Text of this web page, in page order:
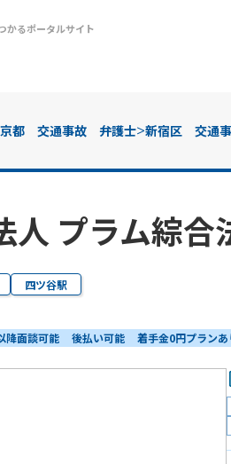
かるポータルサイト
都 交通事故 弁護士>新宿区 交通
人 プラム綜合
四ツ谷駅
降面談可能 後払い可能 着手金0円プランあ